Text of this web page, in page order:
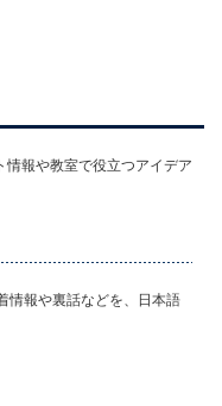
情報や教室で役立つアイデア
報や裏話などを、日本語